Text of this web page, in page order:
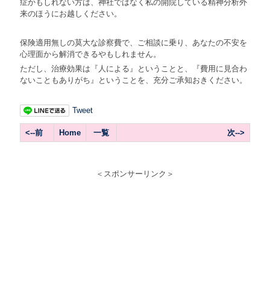
症かもしれない方は、神社ではなく私の開院している精神分析外
来のほうにお越しください。
保険適用無しの莫大な診察費で、ご相談に乗り、あなたの不安を
心理面から解消できるやもしれません。
ただし、治療効果は『人による』ということと、『費用に見合わ
ないこともありがち』ということを、充分ご承知おきください。
Tweet
<--前 Home 一覧 次-->
＜スポンサーリンク＞